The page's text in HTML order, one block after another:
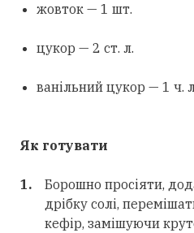
жовток — 1 шт.
цукор — 2 ст. л.
ванільний цукор — 1 ч.
Як готувати
Борошно просіяти,
дрібку солі,
кефір, замішуючи